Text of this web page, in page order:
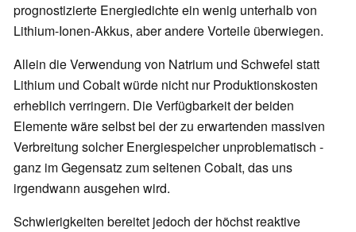
prognostizierte Energiedichte ein wenig unterhalb von
Lithium-Ionen-Akkus, aber andere Vorteile überwiegen.
Allein die Verwendung von Natrium und Schwefel statt
Lithium und Cobalt würde nicht nur Produktionskosten
erheblich verringern. Die Verfügbarkeit der beiden
Elemente wäre selbst bei der zu erwartenden massiven
Verbreitung solcher Energiespeicher unproblematisch -
ganz im Gegensatz zum seltenen Cobalt, das uns
irgendwann ausgehen wird.
Schwierigkeiten bereitet jedoch der höchst reaktive